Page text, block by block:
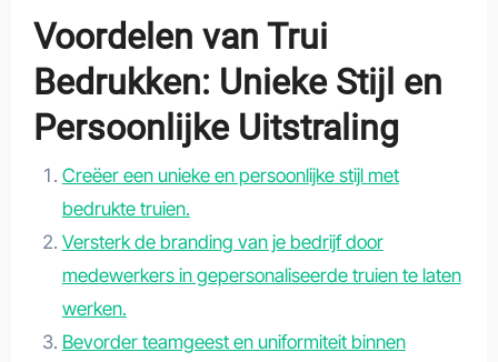
Voordelen van Trui
Bedrukken: Unieke Stijl en
Persoonlijke Uitstraling
Creëer een unieke en persoonlijke stijl met
bedrukte truien.
Versterk de branding van je bedrijf door
medewerkers in gepersonaliseerde truien te laten
werken.
Bevorder teamgeest en uniformiteit binnen